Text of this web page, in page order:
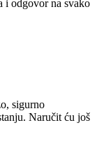
i odgovor na svako
sigurno
Naručit ću još